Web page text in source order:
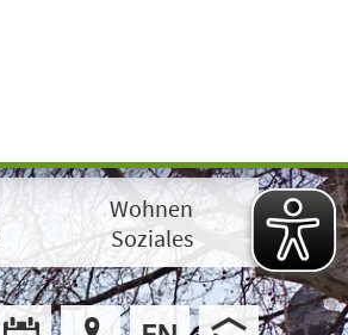
Wohnen
Soziales